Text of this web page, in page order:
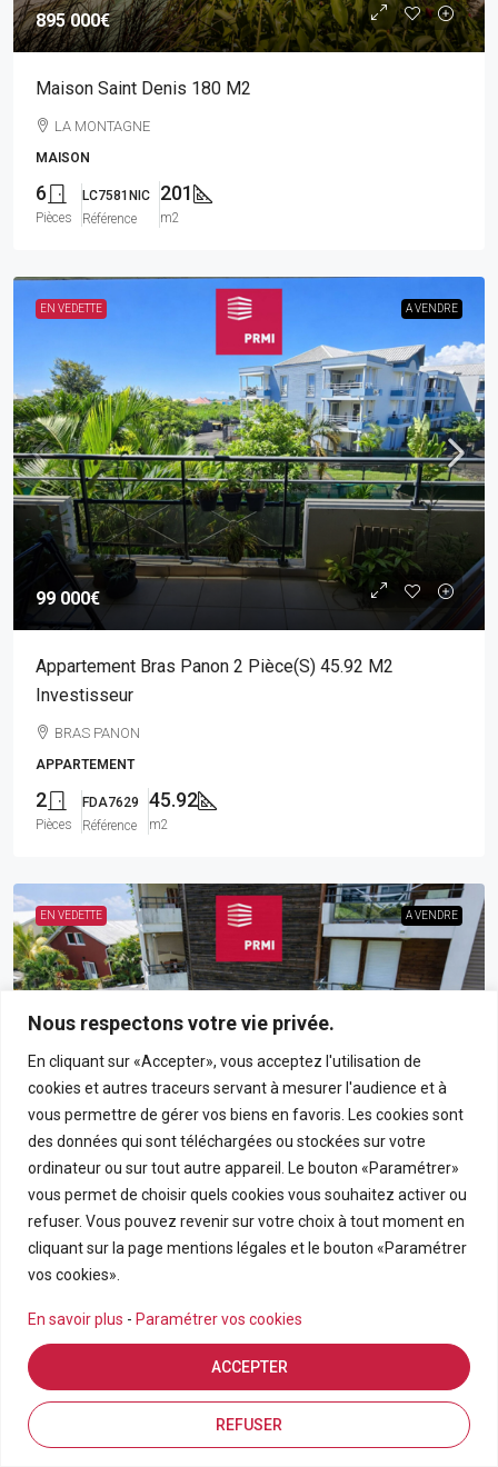
Nous respectons votre vie privée.
En cliquant sur «Accepter», vous acceptez l'utilisation de
cookies et autres traceurs servant à mesurer l'audience et à
vous permettre de gérer vos biens en favoris. Les cookies sont
des données qui sont téléchargées ou stockées sur votre
ordinateur ou sur tout autre appareil. Le bouton «Paramétrer»
vous permet de choisir quels cookies vous souhaitez activer ou
refuser. Vous pouvez revenir sur votre choix à tout moment en
cliquant sur la page mentions légales et le bouton «Paramétrer
vos cookies».
En savoir plus - Paramétrer vos cookies
REFUSER
ACCEPTER
Estimation en ligne
895 000€
Maison Saint Denis 180 M2
LA MONTAGNE
MAISON
6
Pièces
LC7581NIC
Référence
201
m2
EN VEDETTE A VENDRE
99 000€
Appartement Bras Panon 2 Pièce(s) 45.92 M2
Investisseur
BRAS PANON
APPARTEMENT
2
Pièces
FDA7629
Référence
45.92
m2
EN VEDETTE A VENDRE
190 000€
Appartement T3 En Rez-De-Chaussée Avec Grand
BRAS PANON
3 69.21